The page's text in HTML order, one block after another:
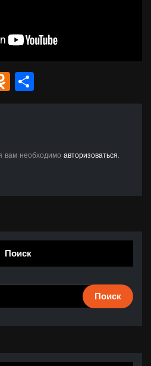
Odnoklassniki
вам необходимо авторизоваться.
Поиск
Поиск